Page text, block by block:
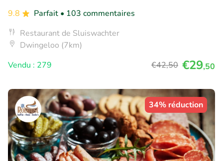
9.8
Parfait • 103 commentaires
Restaurant de Sluiswachter
Dwingeloo (7km)
Vendu : 279
€42,50 €29,50
34% réduction